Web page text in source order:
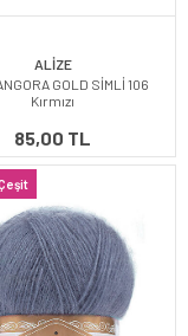
ALİZE
GOLD SİMLİ 106
Kırmızı
85,00 TL